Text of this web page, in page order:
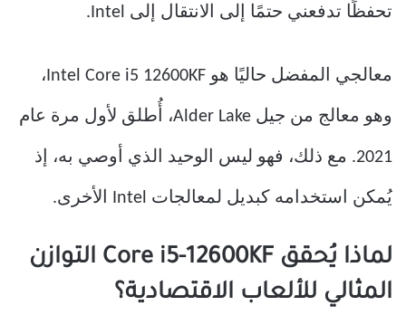
تحفظًا تدفعني حتمًا إلى الانتقال إلى Intel.
معالجي المفضل حاليًا هو Intel Core i5 12600KF،
وهو معالج من جيل Alder Lake، أُطلق لأول مرة عام
2021. مع ذلك، فهو ليس الوحيد الذي أوصي به، إذ
يُمكن استخدامه كبديل لمعالجات Intel الأخرى.
لماذا يُحقق Core i5-12600KF التوازن
المثالي للألعاب الاقتصادية؟